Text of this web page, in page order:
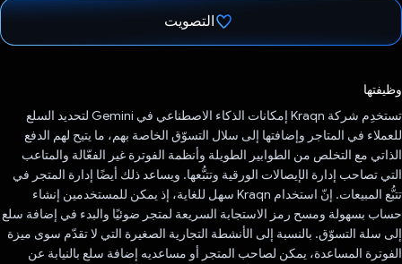
التصويت
وظيفتها
تستخدِم شركة Kraqn إمكانات الذكاء الاصطناعي في Gemini لتحديد السلع
للعملاء في المتاجر وإضافتها إلى سلال التسوّق الخاصة بهم، ما يتيح لهم الدفع
الذاتي مع التخلص من الطوابير الطويلة وأنظمة الفوترة غير الفعّالة والمتاعب
التي تصاحب إدارة الإيصالات الورقية وتتبُّعها. ويساعد ذلك أيضًا إدارة المتجر في
تتبُّع المبيعات. إنّ استخدام Kraqn سهل للغاية، إذ يمكن للمستخدمين إنشاء
حساب بسهولة ومسح رمز الاستجابة السريعة لمتجر ضوئيًا والبدء في إضافة سلع
إلى سلة التسوّق. بالنسبة إلى الأنشطة التجارية الصغيرة التي لا تقدّم سوى ميزة
الفوترة المساعدة، يمكن لصاحب المتجر أو مساعديه إضافة سلع بالنيابة عن